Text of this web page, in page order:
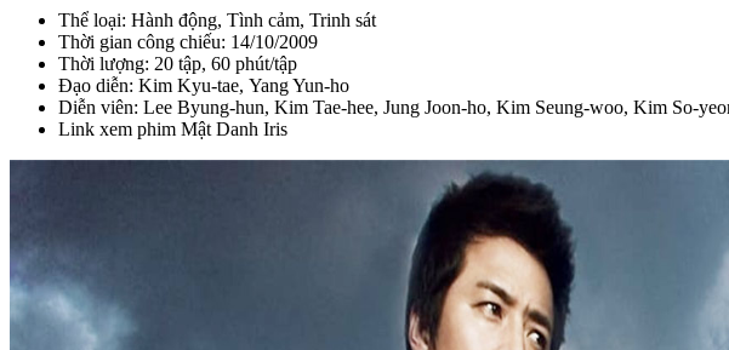
Thể loại: Hành động, Tình cảm, Trinh sát
Thời gian công chiếu: 14/10/2009
Thời lượng: 20 tập, 60 phút/tập
Đạo diễn: Kim Kyu-tae, Yang Yun-ho
Diễn viên: Lee Byung-hun, Kim Tae-hee, Jung Joon-ho, Kim Seung-woo, Kim So-
Link xem phim Mật Danh Iris